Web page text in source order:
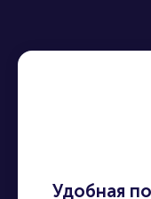
Удобная